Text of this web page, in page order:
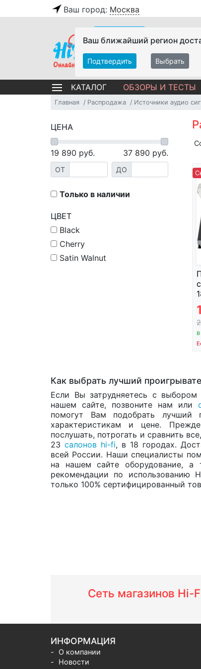
Ваш город: Москва
Ваш ближайший регион
Подтвердить Выбрать
КАТАЛОГ ОБЗОРЫ И ТЕСТЫ
Главная Распродажа Источники аудио
ЦЕНА
19 890 руб. 37 890 руб.
ОТ ДО
Только в наличии
ЦВЕТ
Black
Cherry
Satin Walnut
Как выбрать лучший
Если Вы затрудняетесь с выбором
нашем сайте, позвоните нам или
помогут Вам подобрать лучший
характеристикам и цене.
послушать, потрогать и сравнить
23 салонов hi-fi, в 18 городах.
всей России. Наши специалисты
на нашем сайте оборудование, а
рекомендации по использованию
только 100% сертифицированный
Сеть магазинов Hi-
ИНФОРМАЦИЯ
О компании
Новости